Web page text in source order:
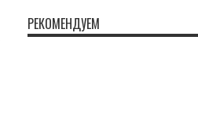
РЕКОМЕНДУЕМ